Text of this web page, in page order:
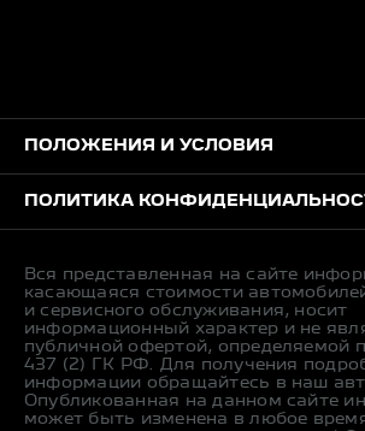
ПОЛОЖЕНИЯ И УСЛОВИЯ
ПОЛИТИКА
Вся представленная на сайте
касающаяся стоимости
и сервисного обслуживания, носит
информационный характер и не
публичной офертой, определяемой
437 (2) ГК РФ. Для получения
информации обращайтесь в наш
Опубликованная на данном сайте
может быть изменена в любое